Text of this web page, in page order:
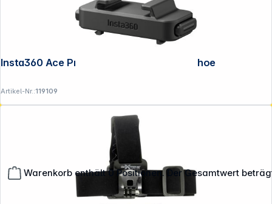
Warenkorb enthält 0 Positionen. Der Gesamtwert
Insta360 Ace Pro 2 Quick Release Cold Shoe
Artikel-Nr.:119109